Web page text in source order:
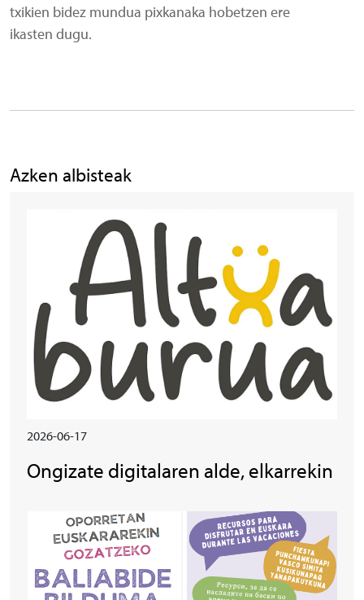
txikien bidez mundua pixkanaka hobetzen ere
ikasten dugu.
Azken albisteak
2026-06-17
Ongizate digitalaren alde, elkarrekin